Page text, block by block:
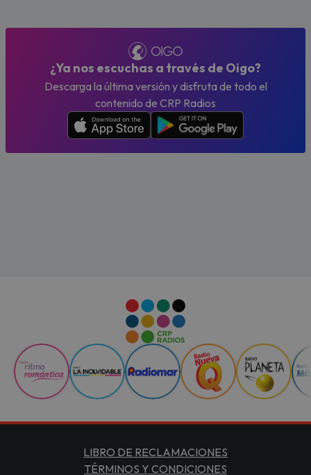
¿Ya nos escuchas a través de Oigo?
Descarga la última versión y disfruta de todo el
contenido de CRP Radios
LIBRO DE RECLAMACIONES
TÉRMINOS Y CONDICIONES